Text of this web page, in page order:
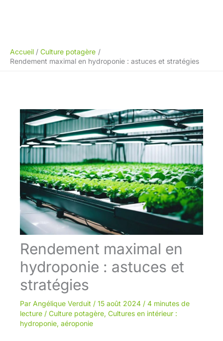
Accueil
Culture potagère
Rendement maximal en hydroponie : astuces et stratégies
Rendement maximal en
hydroponie : astuces et
stratégies
Par Angélique Verduit / 15 août 2024 / 4 minutes de
lecture / Culture potagère, Cultures en intérieur :
hydroponie, aéroponie